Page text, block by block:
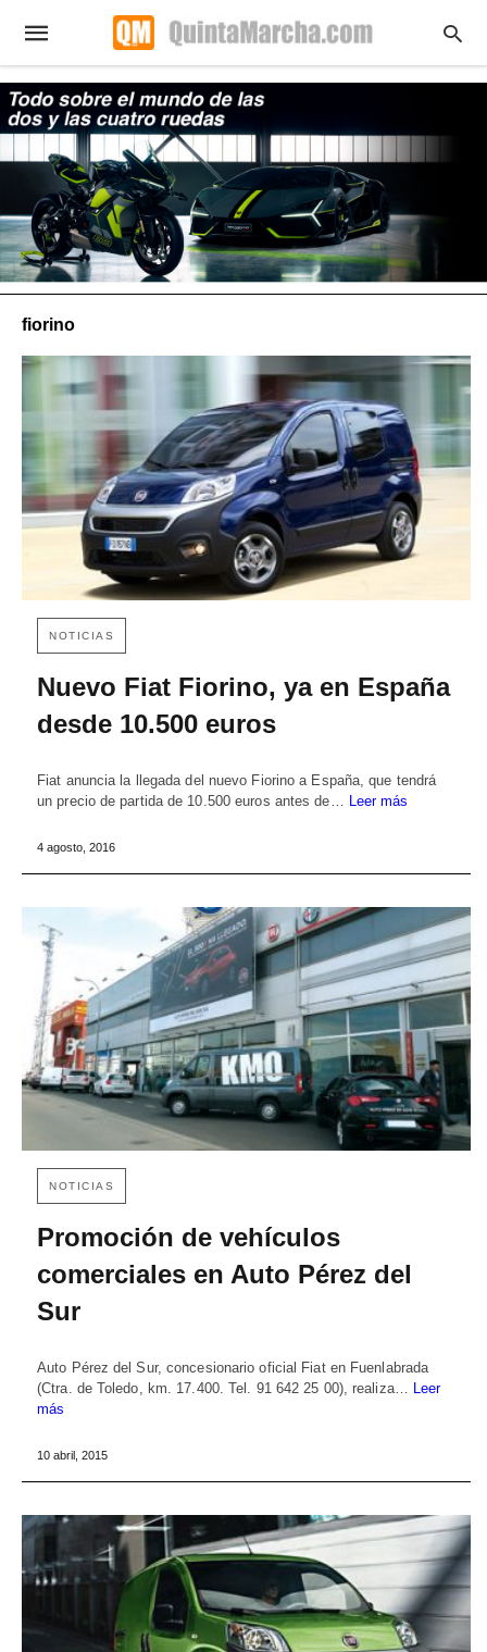
fiorino
NOTICIAS
Nuevo Fiat Fiorino, ya en España
desde 10.500 euros
Fiat anuncia la llegada del nuevo Fiorino a España, que tendrá
un precio de partida de 10.500 euros antes de… Leer más
4 agosto, 2016
NOTICIAS
Promoción de vehículos
comerciales en Auto Pérez del
Sur
Auto Pérez del Sur, concesionario oficial Fiat en Fuenlabrada
(Ctra. de Toledo, km. 17.400. Tel. 91 642 25 00), realiza…
Leer
más
10 abril, 2015